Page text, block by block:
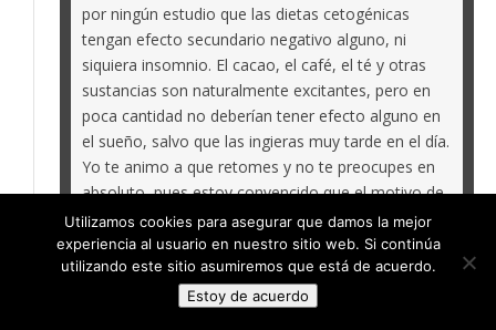
por ningún estudio que las dietas cetogénicas
tengan efecto secundario negativo alguno, ni
siquiera insomnio. El cacao, el café, el té y otras
sustancias son naturalmente excitantes, pero en
poca cantidad no deberían tener efecto alguno en
el sueño, salvo que las ingieras muy tarde en el día.
Yo te animo a que retomes y no te preocupes en
absoluto, pues estoy convencido que el motivo de
ese insomnio que has padecido ha sido otro.
Saludos,
Utilizamos cookies para asegurar que damos la mejor
experiencia al usuario en nuestro sitio web. Si continúa
utilizando este sitio asumiremos que está de acuerdo.
Estoy de acuerdo